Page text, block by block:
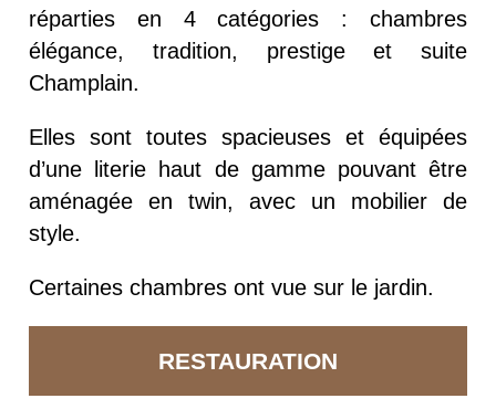
réparties en 4 catégories : chambres
élégance, tradition, prestige et suite
Champlain.
Elles sont toutes spacieuses et équipées
d’une literie haut de gamme pouvant être
aménagée en twin, avec un mobilier de
style.
Certaines chambres ont vue sur le jardin.
RESTAURATION